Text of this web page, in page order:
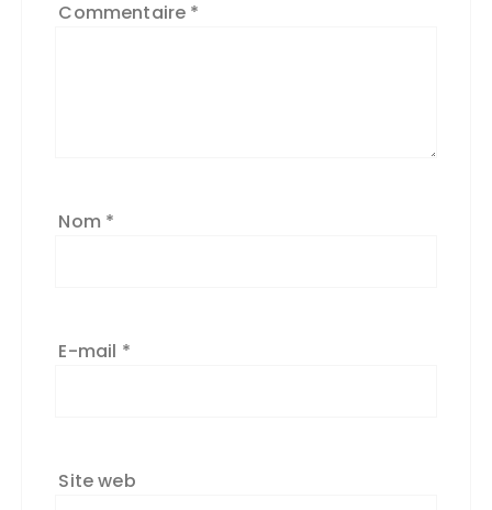
Commentaire *
Nom *
E-mail *
Site web